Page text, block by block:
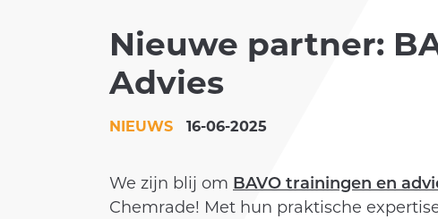
Nieuwe partner:
Advies
NIEUWS 16-06-2025
We zijn blij om BAVO trainingen en
Chemrade! Met hun praktische
KLANTEN
ACADEMY